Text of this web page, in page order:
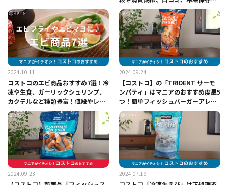
法など【2025】
2024.10.11
コストコのエビ商品おすすめ7選！冷
凍や生食、ガーリックシュリンプ、
カクテルなど種類豊富！値段やレシ
ピ紹介【2025年】
2024.09.24
【コストコ】の「TRIDENT サーモ
ンパティ」はマニアのおすすめ度星5
つ！簡単フィッシュバーガーアレン
ジも紹介
2024.09.23 2024.07.19